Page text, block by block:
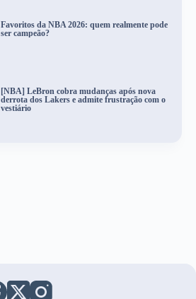
Favoritos da NBA 2026: quem realmente pode
ser campeão?
[NBA] LeBron cobra mudanças após nova
derrota dos Lakers e admite frustração com o
vestiário